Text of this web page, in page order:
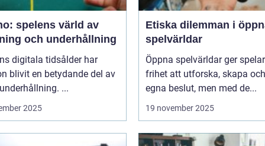
spelens värld av
och underhållning
digitala tidsålder har
blivit en betydande del av
...
2025
Etiska dilemman i
spelvärldar
Öppna spelvärldar ger
frihet att utforska, skapa
egna beslut, men med de...
19 november 2025